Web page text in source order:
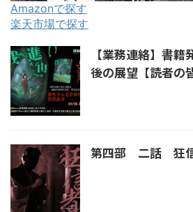
Amazonで探す
楽天市場で探す
【業務連絡】書
後の展望【読者の
第四部 二話 狂